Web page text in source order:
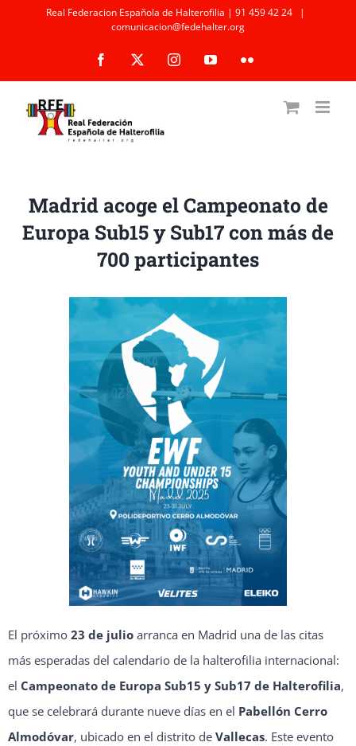
Real Federacion Española de Halterofilia | 91 459 42 24
|
comunicacion@fedehalter.org
Facebook InstagramYouTubeFlickr
Madrid acoge el Campeonato de
Europa Sub15 y Sub17 con más de
700 participantes
El próximo 23 de julio arranca en Madrid una de las citas
más esperadas del calendario de la halterofilia internacional:
el Campeonato de Europa Sub15 y Sub17 de Halterofilia,
que se celebrará durante nueve días en el Pabellón Cerro
Almodóvar, ubicado en el distrito de Vallecas. Este evento